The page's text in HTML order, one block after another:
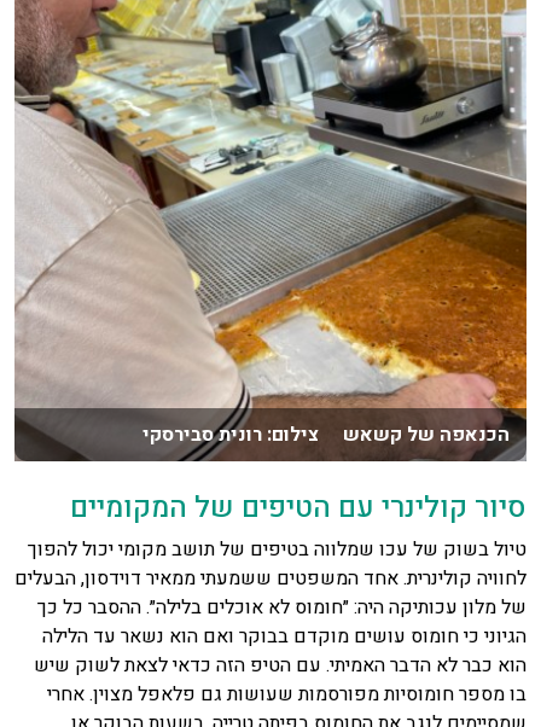
הכנאפה של קשאש צילום: רונית סבירסקי
סיור קולינרי עם הטיפים של המקומיים
טיול בשוק של עכו שמלווה בטיפים של תושב מקומי יכול להפוך
לחוויה קולינרית. אחד המשפטים ששמעתי ממאיר דוידסון, הבעלים
של מלון עכותיקה היה: ״חומוס לא אוכלים בלילה״. ההסבר כל כך
הגיוני כי חומוס עושים מוקדם בבוקר ואם הוא נשאר עד הלילה
הוא כבר לא הדבר האמיתי. עם הטיפ הזה כדאי לצאת לשוק שיש
בו מספר חומוסיות מפורסמות שעושות גם פלאפל מצוין. אחרי